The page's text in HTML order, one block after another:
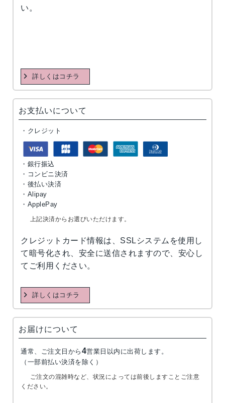
い。
詳しくはコチラ
お支払いについて
・クレジット
・銀行振込
・コンビニ決済
・後払い決済
・Alipay
・ApplePay
上記決済からお選びいただけます。
クレジットカード情報は、SSLシステムを使用し
て暗号化され、安全に送信されますので、安心し
てご利用ください。
詳しくはコチラ
お届けについて
通常、ご注文日から 4営業日以内に出荷します。
（一部前払い決済を除く）
ご注文の混雑時など、状況によっては前後しますことご注意
ください。